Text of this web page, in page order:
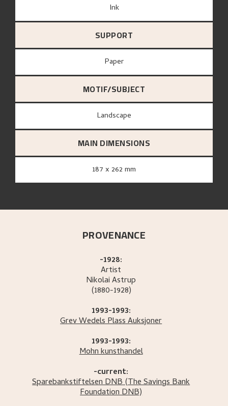
Ink
SUPPORT
paper
MOTIF/SUBJECT
Landscape
MAIN DIMENSIONS
187 x 262 mm
PROVENANCE
-1928:
Artist
NikolaiAstrup
(1880-1928)
1993-1993:
Grev Wedels Plass Auksjoner
1993-1993:
Mohn kunsthandel
-current:
Sparebankstiftelsen DNB(The Savings Bank
Foundation DNB)